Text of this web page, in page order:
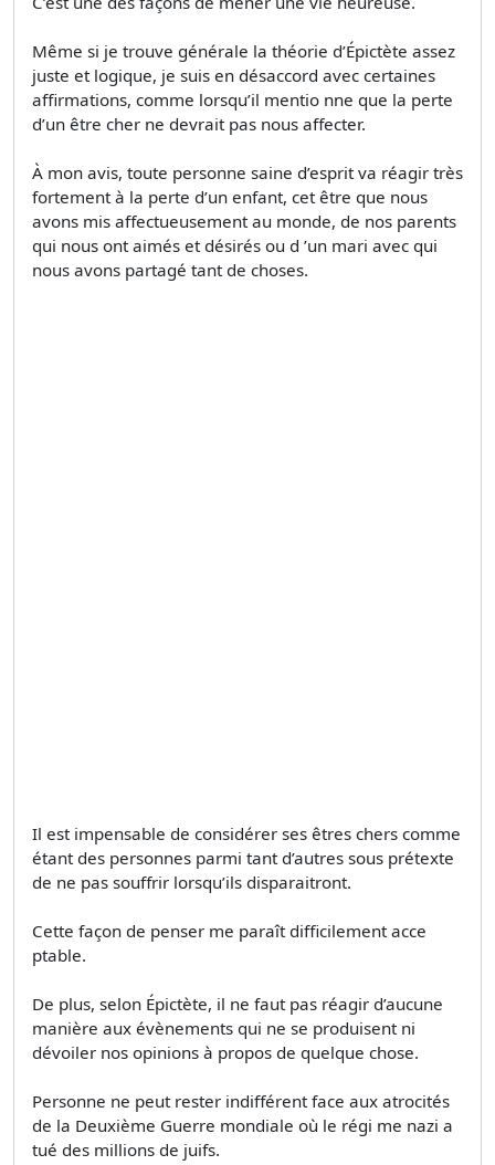
Même si je trouve générale la théorie d’Épictète assez
juste et logique, je suis en désaccord avec certaines
affirmations, comme lorsqu’il mentio nne que la perte
d’un être cher ne devrait pas nous affecter.
À mon avis, toute personne saine d’esprit va réagir très
fortement à la perte d’un enfant, cet être que nous
avons mis affectueusement au monde, de nos parents
qui nous ont aimés et désirés ou d ’un mari avec qui
nous avons partagé tant de choses.
Il est impensable de considérer ses êtres chers comme
étant des personnes parmi tant d’autres sous prétexte
de ne pas souffrir lorsqu’ils disparaitront.
Cette façon de penser me paraît difficilement acce
ptable.
De plus, selon Épictète, il ne faut pas réagir d’aucune
manière aux évènements qui ne se produisent ni
dévoiler nos opinions à propos de quelque chose.
Personne ne peut rester indifférent face aux atrocités
de la Deuxième Guerre mondiale où le régi me nazi a
tué des millions de juifs.